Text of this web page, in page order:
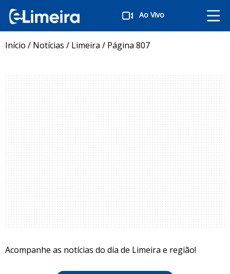
Ao Vivo
Início / Notícias / Limeira / Página 807
Acompanhe as notícias do dia de Limeira e região!